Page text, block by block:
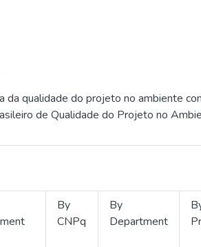
qualidade do projeto no ambiente
de Qualidade do Projeto no
By
CNPq
By
Department